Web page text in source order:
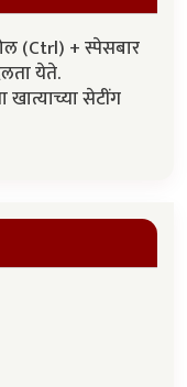
(Ctrl) + स्पेसबार
येते.
सेटींग